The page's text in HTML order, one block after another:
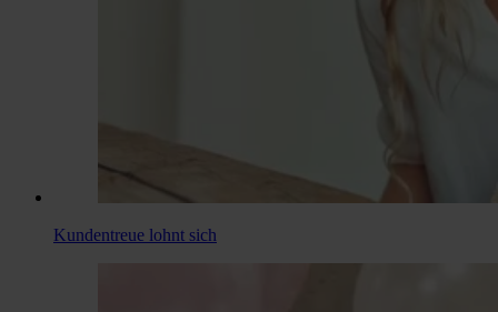
Kundentreue lohnt sich